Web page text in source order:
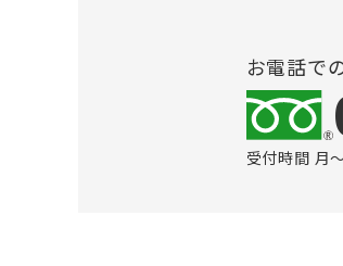
お電話で
受付時間 月